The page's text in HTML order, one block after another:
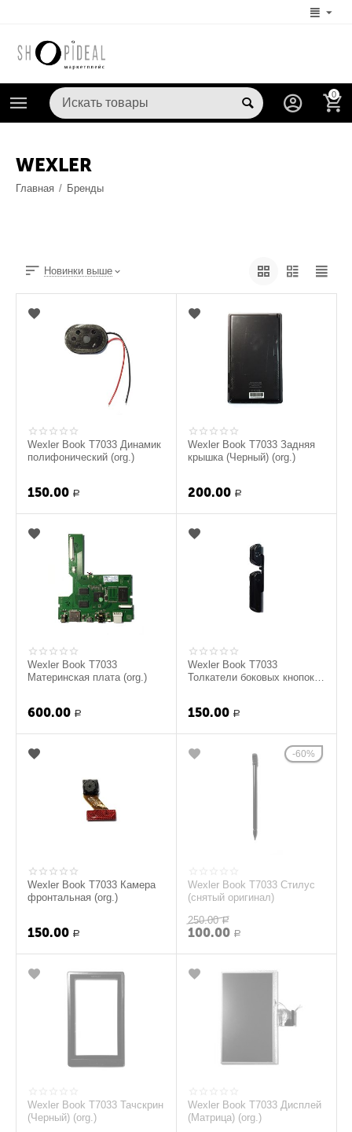
0
WEXLER
Главная / Бренды
Новинки выше
Wexler Book T7033 Динамик
полифонический (org.)
150.00 Р
Wexler Book T7033 Задняя
крышка (Черный) (org.)
200.00 Р
Wexler Book T7033
Материнская плата (org.)
600.00 Р
Wexler Book T7033
Толкатели боковых кнопок
150.00 Р
Wexler Book T7033 Камера
фронтальная (org.)
150.00 Р
60%
Wexler Book T7033 Стилус
(снятый оригинал)
250.00 Р
100.00 Р
Wexler Book T7033 Тачскрин
(Черный) (org.)
Wexler Book T7033 Дисплей
(Матрица) (org.)